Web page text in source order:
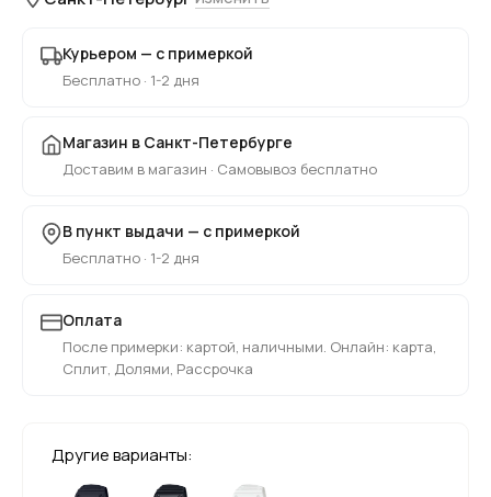
Курьером — с примеркой
Бесплатно · 1-2 дня
Магазин в Санкт-Петербурге
Доставим в магазин · Самовывоз бесплатно
В пункт выдачи — с примеркой
Бесплатно · 1-2 дня
Оплата
После примерки: картой, наличными. Онлайн: карта,
Сплит, Долями, Рассрочка
Другие варианты: